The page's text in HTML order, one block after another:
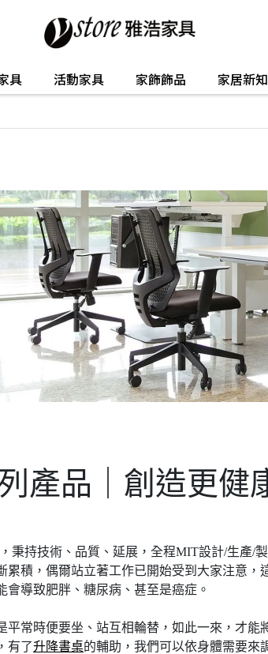
具 活動家具 家飾飾品 家居新知
產品｜創造更健
秉持技術、品質、延展，全程MIT設計/生產/
積，偶爾站立著工作已開始受到大家注意
導致肥胖、糖尿病、甚至是癌症。
常時便要坐、站互相輪替，如此一來，才
有了升降書桌的輔助，我們可以依身體需要來